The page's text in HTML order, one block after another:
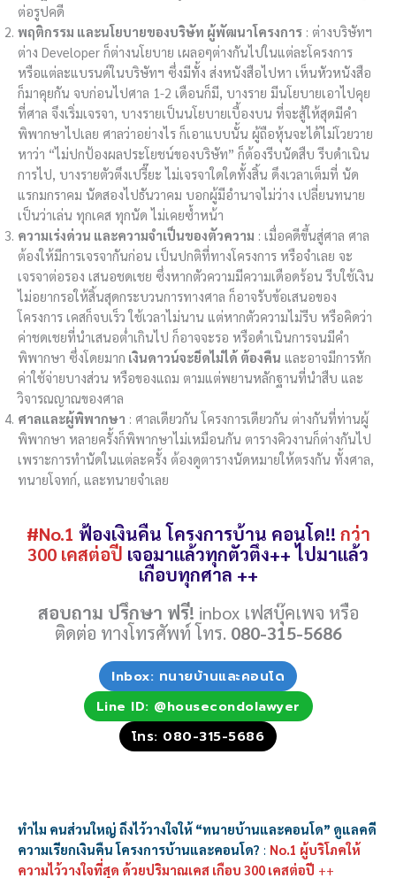
ต่อรูปคดี
พฤติกรรม และนโยบายของบริษัท ผู้พัฒนาโครงการ : ต่างบริษัทฯ
ต่าง Developer ก็ต่างนโยบาย เผลอๆต่างกันไปในแต่ละโครงการ
หรือแต่ละแบรนด์ในบริษัทฯ ซึ่งมีทั้ง ส่งหนังสือไปหา เห็นหัวหนังสือ
ก็มาคุยกัน จบก่อนไปศาล 1-2 เดือนก็มี, บางราย มีนโยบายเอาไปคุย
ที่ศาล จึงเริ่มเจรจา, บางรายเป็นนโยบายเบื้องบน ที่จะสู้ให้สุดมีคำ
พิพากษาไปเลย ศาลว่าอย่างไร ก็เอาแบบนั้น ผู้ถือหุ้นจะได้ไม่โวยวาย
หาว่า “ไม่ปกป้องผลประโยชน์ของบริษัท” ก็ต้องรีบนัดสืบ รีบดำเนิน
การไป, บางรายตัวตึงเปรี๊ยะ ไม่เจรจาใดใดทั้งสิ้น ดึงเวลาเต็มที่ นัด
แรกมกราคม นัดสองไปธันวาคม บอกผู้มีอำนาจไม่ว่าง เปลี่ยนทนาย
เป็นว่าเล่น ทุกเคส ทุกนัด ไม่เคยซ้ำหน้า
ความเร่งด่วน และความจำเป็นของตัวความ : เมื่อคดีขึ้นสู่ศาล ศาล
ต้องให้มีการเจรจากันก่อน เป็นปกติที่ทางโครงการ หรือจำเลย จะ
เจรจาต่อรอง เสนอชดเชย ซึ่งหากตัวความมีความเดือดร้อน รีบใช้เงิน
ไม่อยากรอให้สิ้นสุดกระบวนการทางศาล ก็อาจรับข้อเสนอของ
โครงการ เคสก็จบเร็ว ใช้เวลาไม่นาน แต่หากตัวความไม่รีบ หรือคิดว่า
ค่าชดเชยที่นำเสนอต่ำเกินไป ก็อาจจะรอ หรือดำเนินการจนมีคำ
พิพากษา ซึ่งโดยมาก เงินดาวน์จะยึดไม่ได้ ต้องคืน และอาจมีการหัก
ค่าใช้จ่ายบางส่วน หรือของแถม ตามแต่พยานหลักฐานที่นำสืบ และ
วิจารณญาณของศาล
ศาลและผู้พิพากษา : ศาลเดียวกัน โครงการเดียวกัน ต่างกันที่ท่านผู้
พิพากษา หลายครั้งก็พิพากษาไม่เหมือนกัน ตารางคิวงานก็ต่างกันไป
เพราะการทำนัดในแต่ละครั้ง ต้องดูตารางนัดหมายให้ตรงกัน ทั้งศาล,
ทนายโจทก์, และทนายจำเลย
#No.1 ฟ้องเงินคืน โครงการบ้าน คอนโด!! กว่า
300 เคสต่อปี เจอมาแล้วทุกตัวตึง++ ไปมาแล้ว
เกือบทุกศาล ++
สอบถาม ปรึกษา ฟรี! inbox เฟสบุ๊คเพจ หรือ
ติดต่อ ทางโทรศัพท์ โทร. 080-315-5686
Inbox: ทนายบ้านและคอนโด
Line ID: @housecondolawyer
โทร: 080-315-5686
ทำไม คนส่วนใหญ่ ถึงไว้วางใจให้ “ทนายบ้านและคอนโด” ดูแลคดี
ความเรียกเงินคืน โครงการบ้านและคอนโด? : No.1 ผู้บริโภคให้
ความไว้วางใจที่สุด ด้วยปริมาณเคส เกือบ 300 เคสต่อปี ++